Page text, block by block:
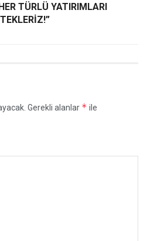
TÜRLÜ YATIRIMLARI
Gerekli alanlar * ile